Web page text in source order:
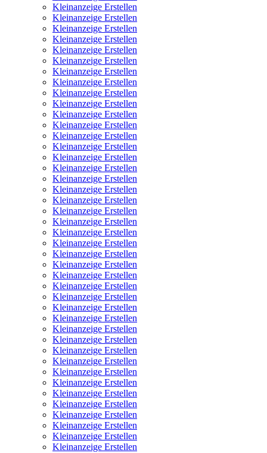
Kleinanzeige Erstellen
Kleinanzeige Erstellen
Kleinanzeige Erstellen
Kleinanzeige Erstellen
Kleinanzeige Erstellen
Kleinanzeige Erstellen
Kleinanzeige Erstellen
Kleinanzeige Erstellen
Kleinanzeige Erstellen
Kleinanzeige Erstellen
Kleinanzeige Erstellen
Kleinanzeige Erstellen
Kleinanzeige Erstellen
Kleinanzeige Erstellen
Kleinanzeige Erstellen
Kleinanzeige Erstellen
Kleinanzeige Erstellen
Kleinanzeige Erstellen
Kleinanzeige Erstellen
Kleinanzeige Erstellen
Kleinanzeige Erstellen
Kleinanzeige Erstellen
Kleinanzeige Erstellen
Kleinanzeige Erstellen
Kleinanzeige Erstellen
Kleinanzeige Erstellen
Kleinanzeige Erstellen
Kleinanzeige Erstellen
Kleinanzeige Erstellen
Kleinanzeige Erstellen
Kleinanzeige Erstellen
Kleinanzeige Erstellen
Kleinanzeige Erstellen
Kleinanzeige Erstellen
Kleinanzeige Erstellen
Kleinanzeige Erstellen
Kleinanzeige Erstellen
Kleinanzeige Erstellen
Kleinanzeige Erstellen
Kleinanzeige Erstellen
Kleinanzeige Erstellen
Kleinanzeige Erstellen